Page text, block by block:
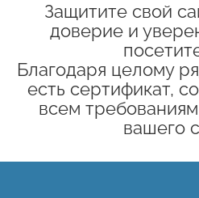
Защитите свой
доверие и
Благодаря целому
есть сертификат,
всем
вашего